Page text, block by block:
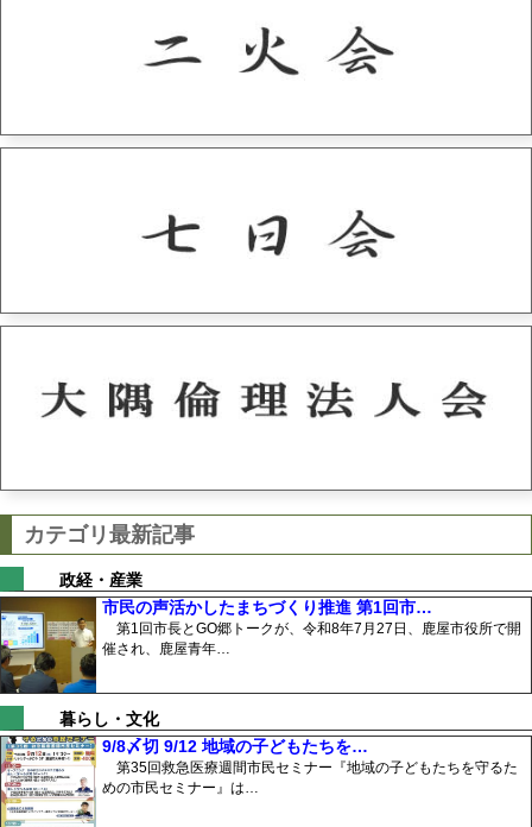
カテゴリ最新記事
政経・産業
市民の声活かしたまちづくり推進 第1回市…
第1回市長とGO郷トークが、令和8年7月27日、鹿屋市役所で開
催され、鹿屋青年…
暮らし・文化
9/8〆切 9/12 地域の子どもたちを…
第35回救急医療週間市民セミナー『地域の子どもたちを守るた
めの市民セミナー』は…